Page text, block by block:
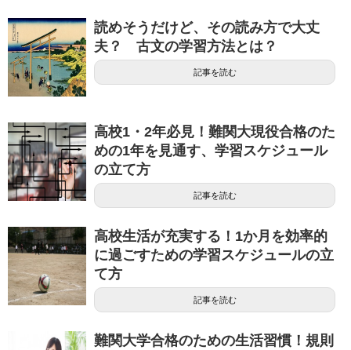
読めそうだけど、その読み方で大丈
夫？ 古文の学習方法とは？
記事を読む
高校1・2年必見！難関大現役合格のた
めの1年を見通す、学習スケジュール
の立て方
記事を読む
高校生活が充実する！1か月を効率的
に過ごすための学習スケジュールの立
て方
記事を読む
難関大学合格のための生活習慣！規則